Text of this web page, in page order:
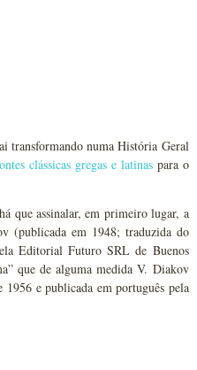
transformando numa História Geral
clássicas gregas e latinaspara o
que assinalar, em primeiro lugar, a
(publicada em 1948; traduzida do
Editorial Futuro SRL de Buenos
que de alguma medida V. Diakov
e publicada em português pela